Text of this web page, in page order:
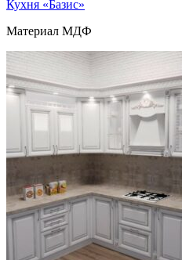
Кухня «Базис»
Материал МДФ